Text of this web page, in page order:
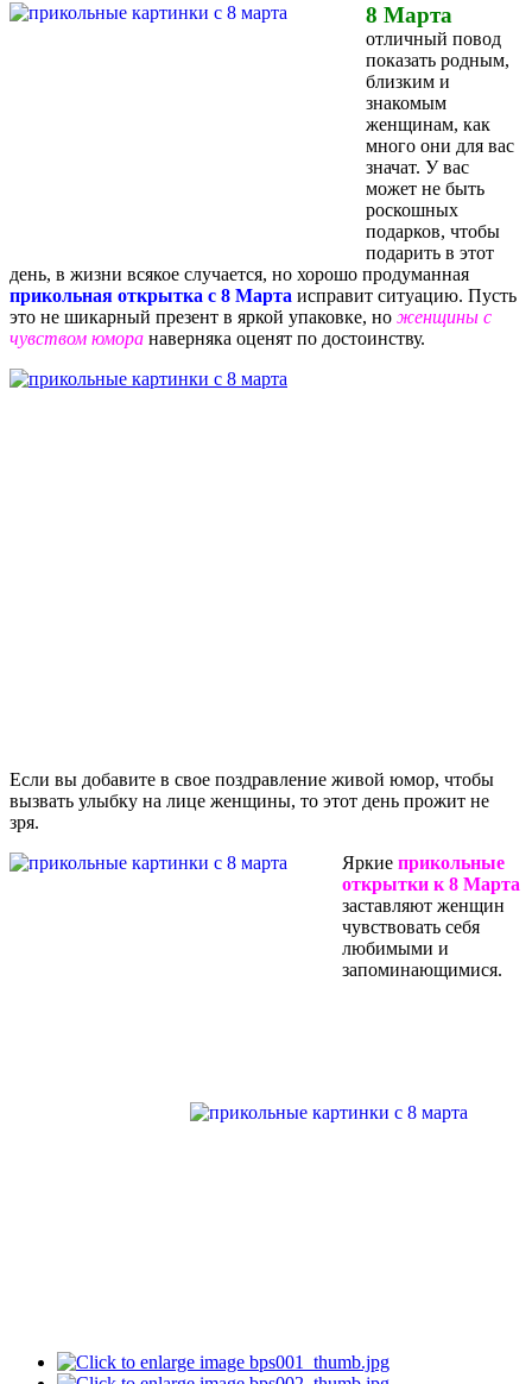
8 Марта
отличный повод
показать родным,
близким и
знакомым
женщинам, как
много они для вас
значат. У вас
может не быть
роскошных
подарков, чтобы
подарить в этот
день, в жизни всякое случается, но хорошо продуманная
прикольная открытка с 8 Марта исправит ситуацию. Пусть
это не шикарный презент в яркой упаковке, но женщины с
чувством юмора наверняка оценят по достоинству.
Если вы добавите в свое поздравление живой юмор, чтобы
вызвать улыбку на лице женщины, то этот день прожит не
зря.
Яркие прикольные
открытки к 8 Марта
заставляют женщин
чувствовать себя
любимыми и
запоминающимися.